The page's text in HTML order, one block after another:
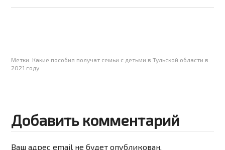
Метки: Какие пособия получат семьи с детьми в Тульской области в
2021 году
Добавить комментарий
Ваш адрес email не будет опубликован.